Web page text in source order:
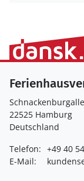
22525 Hamburg
Deutschland
Telefon: +49 40
E-Mail: